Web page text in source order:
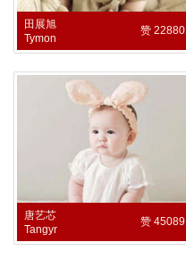
田展旭
Tymon
赞 22880
唐艺芯
Tangyr
赞 45089